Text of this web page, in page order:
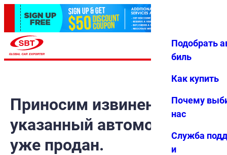
Избранн
Меню
Подобрать
биль
Как купить
Почему
нас
Служба
и
Приносим извинения, но
указанный автомобиль
уже продан.